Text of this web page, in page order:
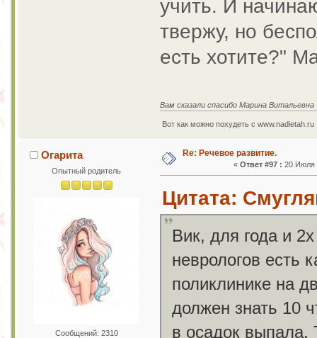
учить. И
твержу, но
есть хотите?"
Вам сказали спасибо Марина Витальевна
Вот как можно похудеть с www.nadietah.ru
Огарита
Опытный родитель
Сообщений: 2310
Re: Речевое развитие.
« Ответ #97 : 20 Июля
Цитата:
Вик, для года и
неврологов есть
поликлинике на
должен знать 10
в осадок выпала.